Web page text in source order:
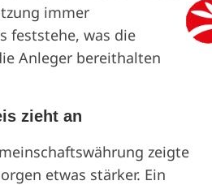
immer
feststehe, was die
Anleger bereithalten
zieht an
zeigte
etwas stärker. Ein